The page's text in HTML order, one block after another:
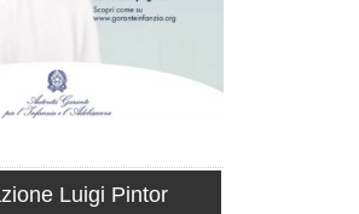
Luigi Pintor